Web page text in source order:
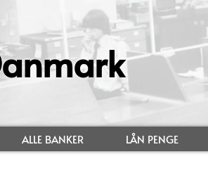
ALLE BANKER LÅN PENGE